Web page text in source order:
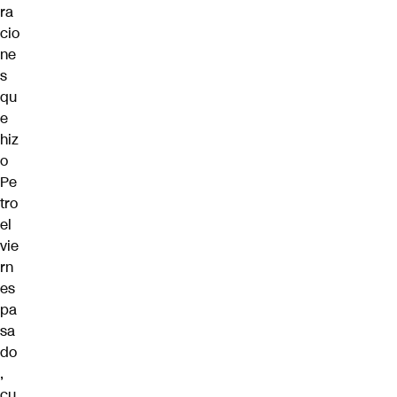
ra
cio
ne
s
qu
e
hiz
o
Pe
tro
el
vie
rn
es
pa
sa
do
,